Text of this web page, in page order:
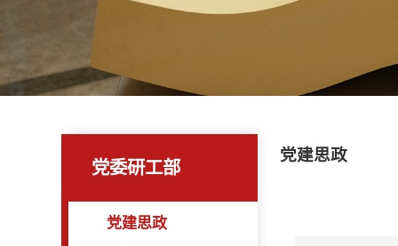
党委研工部
党建思政
党建思政